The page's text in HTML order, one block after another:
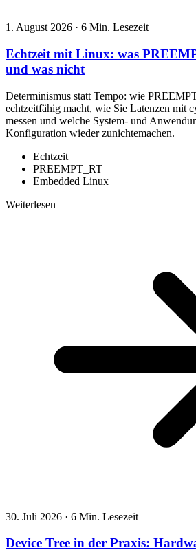
1. August 2026 · 6 Min. Lesezeit
Echtzeit mit Linux: was
und was nicht
Determinismus statt Tempo: wie
echtzeitfähig macht, wie Sie Latenzen mit
messen und welche System- und
Konfiguration wieder zunichtemachen.
Echtzeit
PREEMPT_RT
Embedded Linux
Weiterlesen
30. Juli 2026 · 6 Min. Lesezeit
Device Tree in der Praxis: